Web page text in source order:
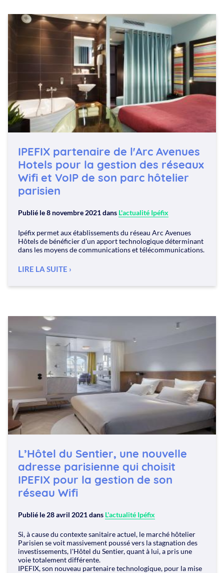
IPEFIX partenaire de l'Arc Avenues
Hotels pour la gestion des réseaux
Wifi et VoIP de son parc hôtelier
parisien
Publié le8 novembre 2021dans L'actualité Ipéfix
Ipéfix permet aux établissements du réseau Arc Avenues
Hôtels de bénéficier d’un apport technologique déterminant
dans les moyens de communications et télécommunications.
LIRE LA SUITE
L’Hôtel du Sentier, une nouvelle
adresse parisienne qui choisit
IPEFIX pour la gestion de son
réseau Wifi
Publié le 28 avril 2021dans L'actualité Ipéfix
Si, à cause du contexte sanitaire actuel, le marché hôtelier
Parisien se voit massivement poussé vers la stagnation des
investissements, l'Hôtel du Sentier, quant à lui, a pris une
voie totalement différente.
IPEFIX, son nouveau partenaire technologique, pour la mise